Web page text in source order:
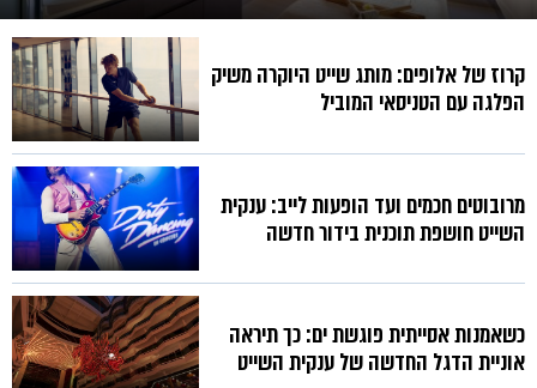
קרוז של אלופים: מותג שייט היוקרה משיק
הפלגה עם הטניסאי המוביל
מרובוטים חכמים ועד הופעות לייב: ענקית
השייט חושפת תוכנית בידור חדשה
כשאמנות אסייתית פוגשת ים: כך תיראה
אוניית הדגל החדשה של ענקית השייט